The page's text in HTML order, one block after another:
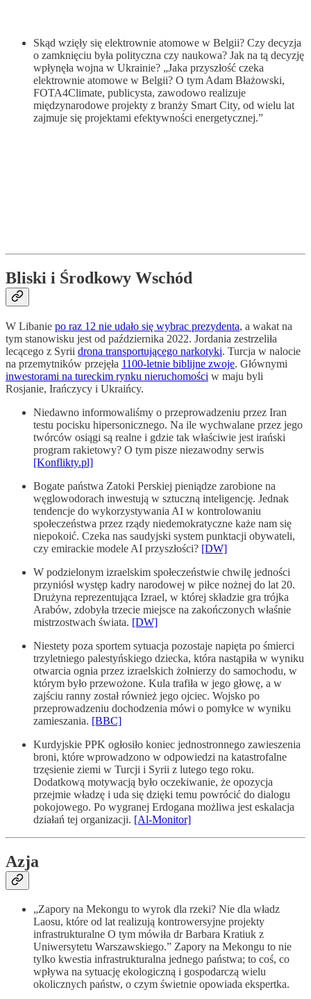
Skąd wzięły się elektrownie atomowe w Belgii? Czy decyzja
o zamknięciu była polityczna czy naukowa? Jak na tą decyzję
wpłynęła wojna w Ukrainie? „Jaka przyszłość czeka
elektrownie atomowe w Belgii? O tym Adam Błażowski,
FOTA4Climate, publicysta, zawodowo realizuje
międzynarodowe projekty z branży Smart City, od wielu lat
zajmuje się projektami efektywności energetycznej.”
Bliski i Środkowy Wschód
W Libanie po raz 12 nie udało się wybrac prezydenta, a wakat na
tym stanowisku jest od października 2022. Jordania zestrzeliła
lecącego z Syrii drona transportującego narkotyki. Turcja w nalocie
na przemytników przejęła 1100-letnie biblijne zwoje. Głównymi
inwestorami na tureckim rynku nieruchomości w maju byli
Rosjanie, Irańczycy i Ukraińcy.
Niedawno informowaliśmy o przeprowadzeniu przez Iran
testu pocisku hipersonicznego. Na ile wychwalane przez jego
twórców osiągi są realne i gdzie tak właściwie jest irański
program rakietowy? O tym pisze niezawodny serwis
[Konflikty.pl]
Bogate państwa Zatoki Perskiej pieniądze zarobione na
węglowodorach inwestują w sztuczną inteligencję. Jednak
tendencje do wykorzystywania AI w kontrolowaniu
społeczeństwa przez rządy niedemokratyczne każe nam się
niepokoić. Czeka nas saudyjski system punktacji obywateli,
czy emirackie modele AI przyszłości? [DW]
W podzielonym izraelskim społeczeństwie chwilę jedności
przyniósł występ kadry narodowej w piłce nożnej do lat 20.
Drużyna reprezentująca Izrael, w której składzie gra trójka
Arabów, zdobyła trzecie miejsce na zakończonych właśnie
mistrzostwach świata. [DW]
Niestety poza sportem sytuacja pozostaje napięta po śmierci
trzyletniego palestyńskiego dziecka, która nastąpiła w wyniku
otwarcia ognia przez izraelskich żołnierzy do samochodu, w
którym było przewożone. Kula trafiła w jego głowę, a w
zajściu ranny został również jego ojciec. Wojsko po
przeprowadzeniu dochodzenia mówi o pomyłce w wyniku
zamieszania. [BBC]
Kurdyjskie PPK ogłosiło koniec jednostronnego zawieszenia
broni, które wprowadzono w odpowiedzi na katastrofalne
trzęsienie ziemi w Turcji i Syrii z lutego tego roku.
Dodatkową motywacją było oczekiwanie, że opozycja
przejmie władzę i uda się dzięki temu powrócić do dialogu
pokojowego. Po wygranej Erdogana możliwa jest eskalacja
działań tej organizacji. [Al-Monitor]
Azja
„Zapory na Mekongu to wyrok dla rzeki? ⁠Nie dla władz
Laosu, które od lat realizują kontrowersyjne projekty
infrastrukturalne O tym mówiła dr Barbara Kratiuk z
Uniwersytetu Warszawskiego.” Zapory na Mekongu to nie
tylko kwestia infrastrukturalna jednego państwa; to coś, co
wpływa na sytuację ekologiczną i gospodarczą wielu
okolicznych państw, o czym świetnie opowiada ekspertka.